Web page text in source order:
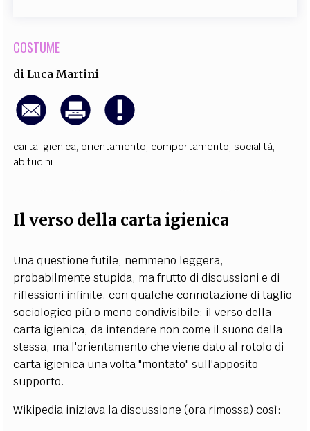
COSTUME
diLuca Martini
carta igienica, orientamento, comportamento,socialità,
abitudini
Il verso della carta igienica
Una questione futile, nemmeno leggera,
probabilmente stupida, ma frutto di discussioni e di
riflessioni infinite, con qualche connotazione di taglio
sociologico più o meno condivisibile: il verso della
carta igienica, da intendere non come il suono della
stessa, ma l'orientamento che viene dato al rotolo di
carta igienica una volta "montato" sull'apposito
supporto.
Wikipedia iniziava la discussione (ora rimossa) così: